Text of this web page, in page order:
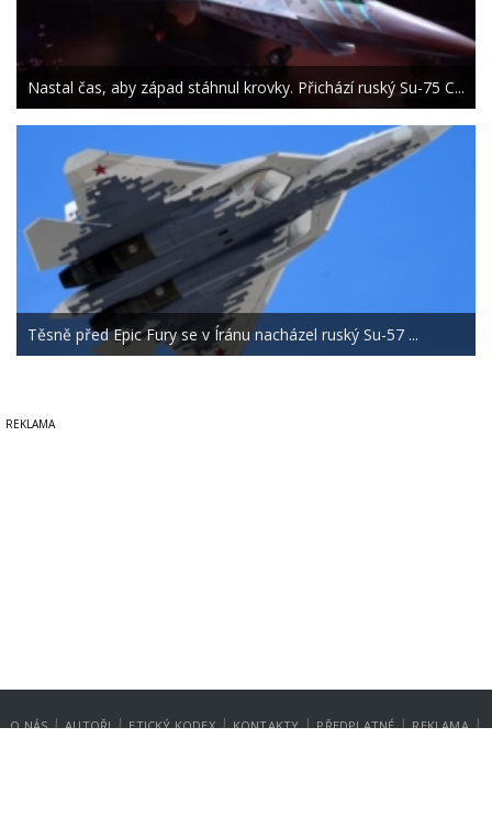
Nastal čas, aby západ stáhnul krovky. Přichází ruský Su-75 C...
Těsně před Epic Fury se v Íránu nacházel ruský Su-57 ...
O NÁS | AUTOŘI | ETICKÝ KODEX | KONTAKTY | PŘEDPLATNÉ | REKLAMA |